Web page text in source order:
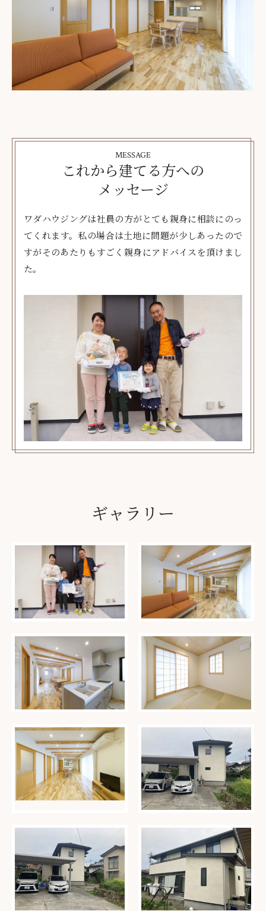
MESSAGE
これから建てる方への
メッセージ
ワダハウジングは社員の方がとても親身に相談にのっ
てくれます。私の場合は土地に問題が少しあったので
すがそのあたりもすごく親身にアドバイスを頂けまし
た。
ギャラリー